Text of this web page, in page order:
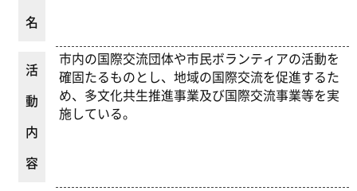
名
活
動
内
容
市内の国際交流団体や市民ボランティアの活動を
確固たるものとし、地域の国際交流を促進するた
め、多文化共生推進事業及び国際交流事業等を実
施している。